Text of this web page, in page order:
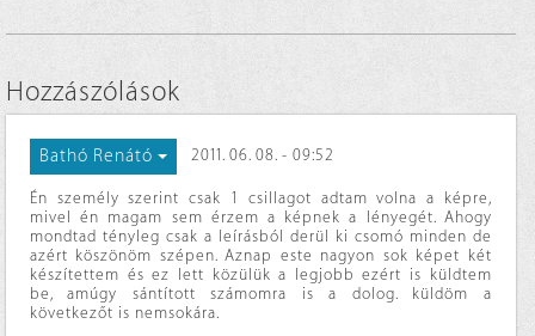
Hozzászólások
Bathó Renátó 2011. 06. 08. - 09:52
Én személy szerint csak 1 csillagot adtam volna a képre,
mivel én magam sem érzem a képnek a lényegét. Ahogy
mondtad tényleg csak a leírásból derül ki csomó minden de
azért köszönöm szépen. Aznap este nagyon sok képet két
készítettem és ez lett közülük a legjobb ezért is küldtem
be, amúgy sántított számomra is a dolog. küldöm a
következőt is nemsokára.